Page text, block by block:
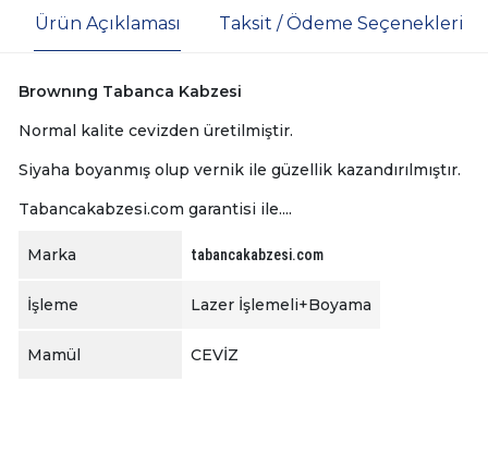
Ürün Açıklaması Taksit / Ödeme Seçenekleri
Brownıng Tabanca Kabzesi
Normal kalite cevizden üretilmiştir.
Siyaha boyanmış olup vernik ile güzellik kazandırılmıştır.
Tabancakabzesi.com garantisi ile....
Marka tabancakabzesi.com
İşleme Lazer İşlemeli+Boyama
Mamül CEVİZ